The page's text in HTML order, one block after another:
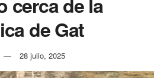
de Gat
28 julio, 2025